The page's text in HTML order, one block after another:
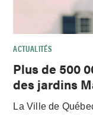
ACTUALITÉS
Plus de 500
des jardins
La Ville de